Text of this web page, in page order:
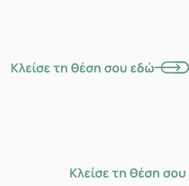
Κλείσε τη θέση σου εδώ
Κλείσε τη θέση